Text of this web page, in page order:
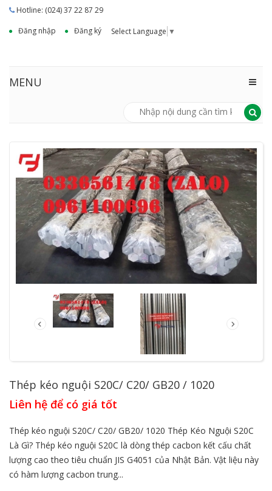
Hotline: (024) 37 22 87 29
Đăng nhập
Đăng ký Select Language ▼
MENU
Thép kéo nguội S20C/ C20/ GB20 / 1020
Liên hệ để có giá tốt
Thép kéo nguội S20C/ C20/ GB20/ 1020 Thép Kéo Nguội S20C
Là Gì? Thép kéo nguội S20C là dòng thép cacbon kết cấu chất
lượng cao theo tiêu chuẩn JIS G4051 của Nhật Bản. Vật liệu này
có hàm lượng cacbon trung...